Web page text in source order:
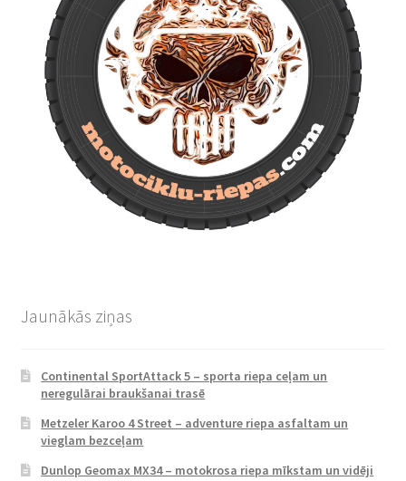
Jaunākās ziņas
Continental SportAttack 5 – sporta riepa ceļam un
neregulārai braukšanai trasē
Metzeler Karoo 4 Street – adventure riepa asfaltam un
vieglam bezceļam
Dunlop Geomax MX34 – motokrosa riepa mīkstam un vidēji